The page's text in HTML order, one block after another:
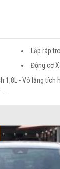
Lắp ráp
Động cơ
1,8L - Vô lăng tích